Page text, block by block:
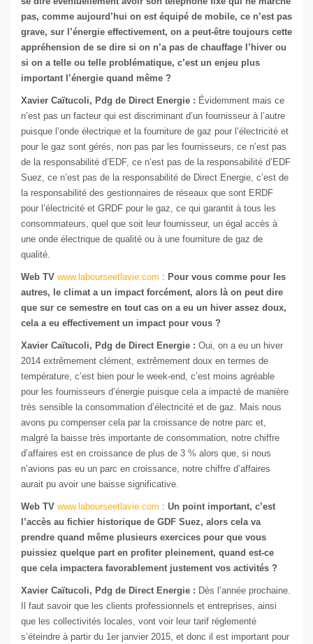
pas, comme aujourd’hui on est équipé de mobile, ce n’est pas
grave, sur l’énergie effectivement, on a peut-être toujours cette
appréhension de se dire si on n’a pas de chauffage l’hiver ou
si on a telle ou telle problématique, c’est un enjeu plus
important l’énergie quand même ?
Xavier Caïtucoli, Pdg de Direct Energie : Évidemment mais ce
n’est pas un facteur qui est discriminant d’un fournisseur à l’autre
puisque l’onde électrique et la fourniture de gaz pour l’électricité et
pour le gaz sont gérés, non pas par les fournisseurs, ce n’est pas
de la responsabilité d’EDF, ce n’est pas de la responsabilité d’EDF
Suez, ce n’est pas de la responsabilité de Direct Energie, c’est de
la responsabilité des gestionnaires de réseaux que sont ERDF
pour l’électricité et GRDF pour le gaz, ce qui garantit à tous les
consommateurs, quel que soit leur fournisseur, un égal accès à
une onde électrique de qualité ou à une fourniture de gaz de
qualité.
Web TV www.labourseetlavie.com : Pour vous comme pour les
autres, le climat a un impact forcément, alors là on peut dire
que sur ce semestre en tout cas on a eu un hiver assez doux,
cela a eu effectivement un impact pour vous ?
Xavier Caïtucoli, Pdg de Direct Energie : Oui, on a eu un hiver
2014 extrêmement clément, extrêmement doux en termes de
température, c’est bien pour le week-end, c’est moins agréable
pour les fournisseurs d’énergie puisque cela a impacté de manière
très sensible la consommation d’électricité et de gaz. Mais nous
avons pu compenser cela par la croissance de notre parc et,
malgré la baisse très importante de consommation, notre chiffre
d’affaires est en croissance de plus de 3 % alors que, si nous
n’avions pas eu un parc en croissance, notre chiffre d’affaires
aurait pu avoir une baisse significative.
Web TV www.labourseetlavie.com : Un point important, c’est
l’accès au fichier historique de GDF Suez, alors cela va
prendre quand même plusieurs exercices pour que vous
puissiez quelque part en profiter pleinement, quand est-ce
que cela impactera favorablement justement vos activités ?
Xavier Caïtucoli, Pdg de Direct Energie : Dès l’année prochaine.
Il faut savoir que les clients professionnels et entreprises, ainsi
que les collectivités locales, vont voir leur tarif réglementé
s’éteindre à partir du 1er janvier 2015, et donc il est important pour